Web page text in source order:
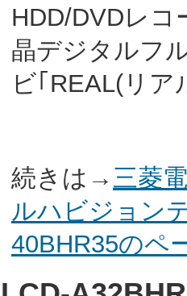
HDD/DVDレコ
晶デジタルフ
ビ｢REAL(リア
続きは→ 三菱
ルハビジョン
40BHR35のペ